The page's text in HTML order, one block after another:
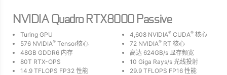
NVIDIA Quadro RTX8000 Passive
Turing GPU 4,608 NVIDIA® CUDA® 核心
576 NVIDIA® Tensor核心 72 NVIDIA® RT 核心
48GB GDDR6 内存
高达 624GB/s 显存频宽
80T RTX-OPS
10 Giga Rays/s 光线投射
14.9 TFLOPS FP32 性能
29.9 TFLOPS FP16 性能